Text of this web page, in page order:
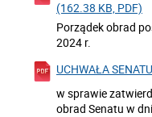
(162.38 KB, PDF)
Porządek obrad
2024 r.
UCHWAŁA
w sprawie
obrad Senatu w